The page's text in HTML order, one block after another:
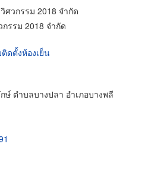
ศวกรรม 2018 จำกัด
รรม 2018 จำกัด
ดตั้งห้องเย็น
ตำบลบางปลา อำเภอบางพลี